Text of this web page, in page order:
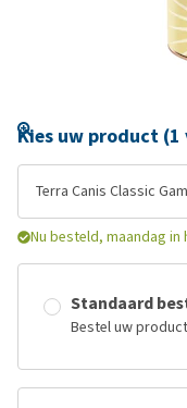
Kies uw product
Terra Canis Classic
Nu besteld, maandag in
Standaard
Bestel uw